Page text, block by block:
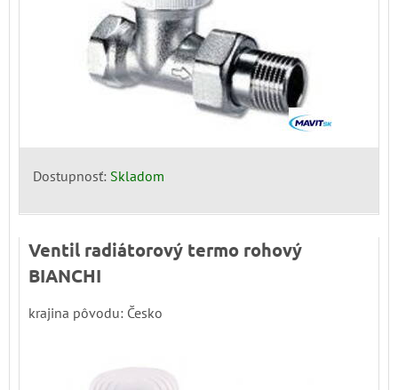
Dostupnosť: Skladom
Ventil radiátorový termo rohový
BIANCHI
krajina pôvodu: Česko